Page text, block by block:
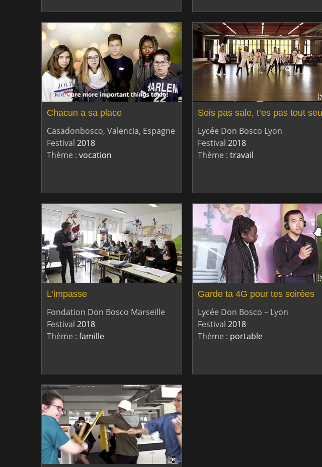
Chacun a sa place
Casadonbosco, Valencia, Espagne
Festival 2018
Thème : vocation
Sois pas sale, t’es pas tout
Lycée Don Bosco Lyon
Festival 2018
Thème : travail
L’impasse
Fondation Don Bosco Marseille
Festival 2018
Thème : famille
Garde ta 4G pour tes soirées
Lycée Don Bosco – Lyon
Festival 2018
Thème : portable